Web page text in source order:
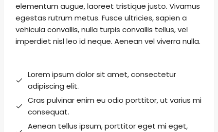
elementum augue, laoreet tristique justo. Vivamus
egestas rutrum metus. Fusce ultricies, sapien a
vehicula convallis, nulla turpis convallis tellus, vel
imperdiet nisl leo id neque. Aenean vel viverra nulla.
Lorem ipsum dolor sit amet, consectetur
adipiscing elit.
Cras pulvinar enim eu odio porttitor, ut varius mi
consequat.
Aenean tellus ipsum, porttitor eget mi eget,